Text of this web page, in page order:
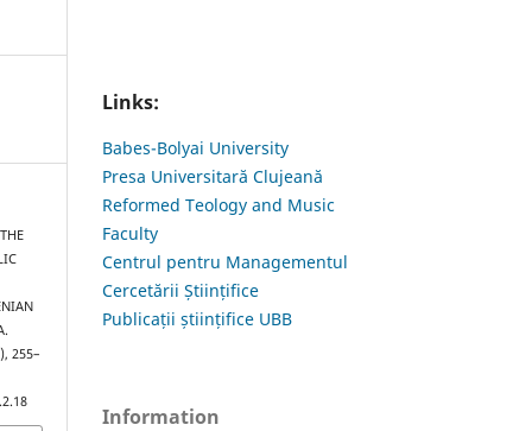
255–
Links:
Babes-Bolyai University
Presa Universitară Clujeană
Reformed Teology and Music
Faculty
Centrul pentru Managementul
Cercetării Științifice
Publicații științifice UBB
Information